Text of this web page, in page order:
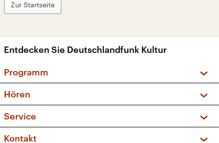
Zur Startseite
Entdecken Sie Deutschlandfunk Kultur
Programm
Sendungen und Podcasts
Musikliste
Kakadu – Das Kinderprogramm
Hören
Frequenzen (UKW + DAB+)
Service
FAQ
Kontakt